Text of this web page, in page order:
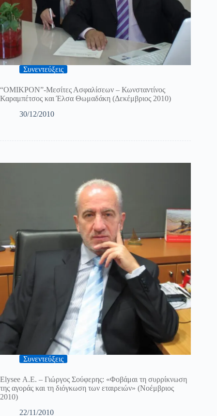
Συνεντεύξεις
“ΟΜΙΚΡΟΝ”-Μεσίτες Ασφαλίσεων – Κωνσταντίνος
Καραμπέτσος και Έλσα Θωμαδάκη (Δεκέμβριος 2010)
30/12/2010
Συνεντεύξεις
Elysee Α.Ε. – Γιώργος Σούφερης: «Φοβάμαι τη συρρίκνωση
της αγοράς και τη διόγκωση των εταιρειών» (Νοέμβριος
2010)
22/11/2010